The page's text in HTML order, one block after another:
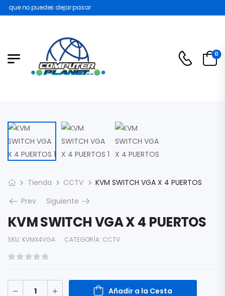
que no puedes dejar pasar
0
Tienda CCTV
KVM SWITCH VGA X 4 PUERTOS
Prev
Siguiente
KVM SWITCH VGA X 4 PUERTOS
SKU: KVMX4VGA CATEGORÍA: CCTV
Añadir a la Cesta